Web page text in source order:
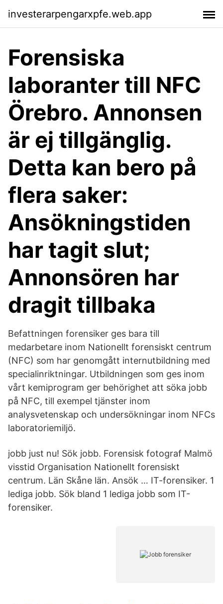
investerarpengarxpfe.web.app
Forensiska
laboranter till NFC
Örebro. Annonsen
är ej tillgänglig.
Detta kan bero på
flera saker:
Ansökningstiden
har tagit slut;
Annonsören har
dragit tillbaka
Befattningen forensiker ges bara till
medarbetare inom Nationellt forensiskt centrum
(NFC) som har genomgått internutbildning med
specialinriktningar. Utbildningen som ges inom
vårt kemiprogram ger behörighet att söka jobb
på NFC, till exempel tjänster inom
analysvetenskap och undersökningar inom NFCs
laboratoriemiljö.
jobb just nu! Sök jobb. Forensisk fotograf Malmö
visstid Organisation Nationellt forensiskt
centrum. Län Skåne län. Ansök … IT-forensiker. 1
lediga jobb. Sök bland 1 lediga jobb som IT-
forensiker.